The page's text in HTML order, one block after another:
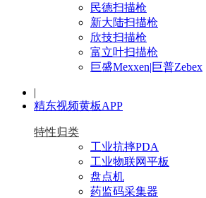
民德扫描枪
新大陆扫描枪
欣技扫描枪
富立叶扫描枪
巨盛Mexxen|巨普Zebex
|
精东视频黄板APP
特性归类
工业抗摔PDA
工业物联网平板
盘点机
药监码采集器